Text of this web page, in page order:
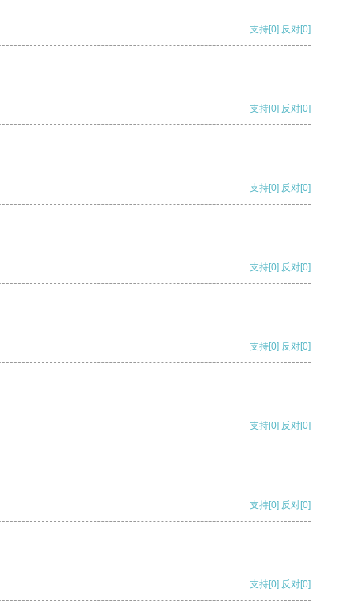
支持[0] 反对[0]
支持[0] 反对[0]
支持[0] 反对[0]
支持[0] 反对[0]
支持[0] 反对[0]
支持[0] 反对[0]
支持[0] 反对[0]
支持[0] 反对[0]